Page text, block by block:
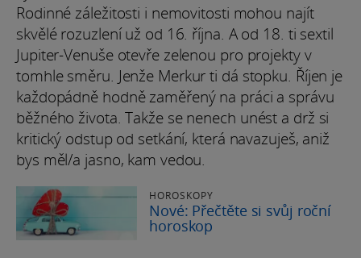
Rodinné záležitosti i nemovitosti mohou najít
skvělé rozuzlení už od 16. října. A od 18. ti sextil
Jupiter-Venuše otevře zelenou pro projekty v
tomhle směru. Jenže Merkur ti dá stopku. Říjen je
každopádně hodně zaměřený na práci a správu
běžného života. Takže se nenech unést a drž si
kritický odstup od setkání, která navazuješ, aniž
bys měl/a jasno, kam vedou.
HOROSKOPY
Nové: Přečtěte si svůj roční
horoskop